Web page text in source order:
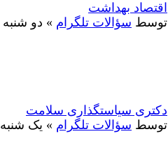
اقتصاد بهداشت
توسط سؤالات تلگرام » دو شنبه 29 شهریور 1395, 12:06 pm
دکتری سیاستگذاری سلامت
توسط سؤالات تلگرام » یک شنبه 30 خرداد 1395, 4:35 am